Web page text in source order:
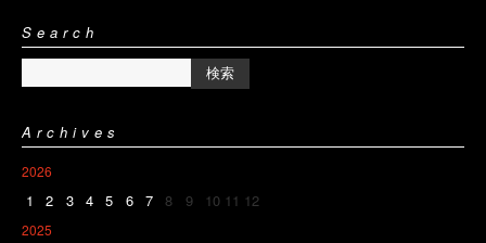
Search
Archives
2026
1 2 3 4 5 6 7 8 9 10 11 12
2025